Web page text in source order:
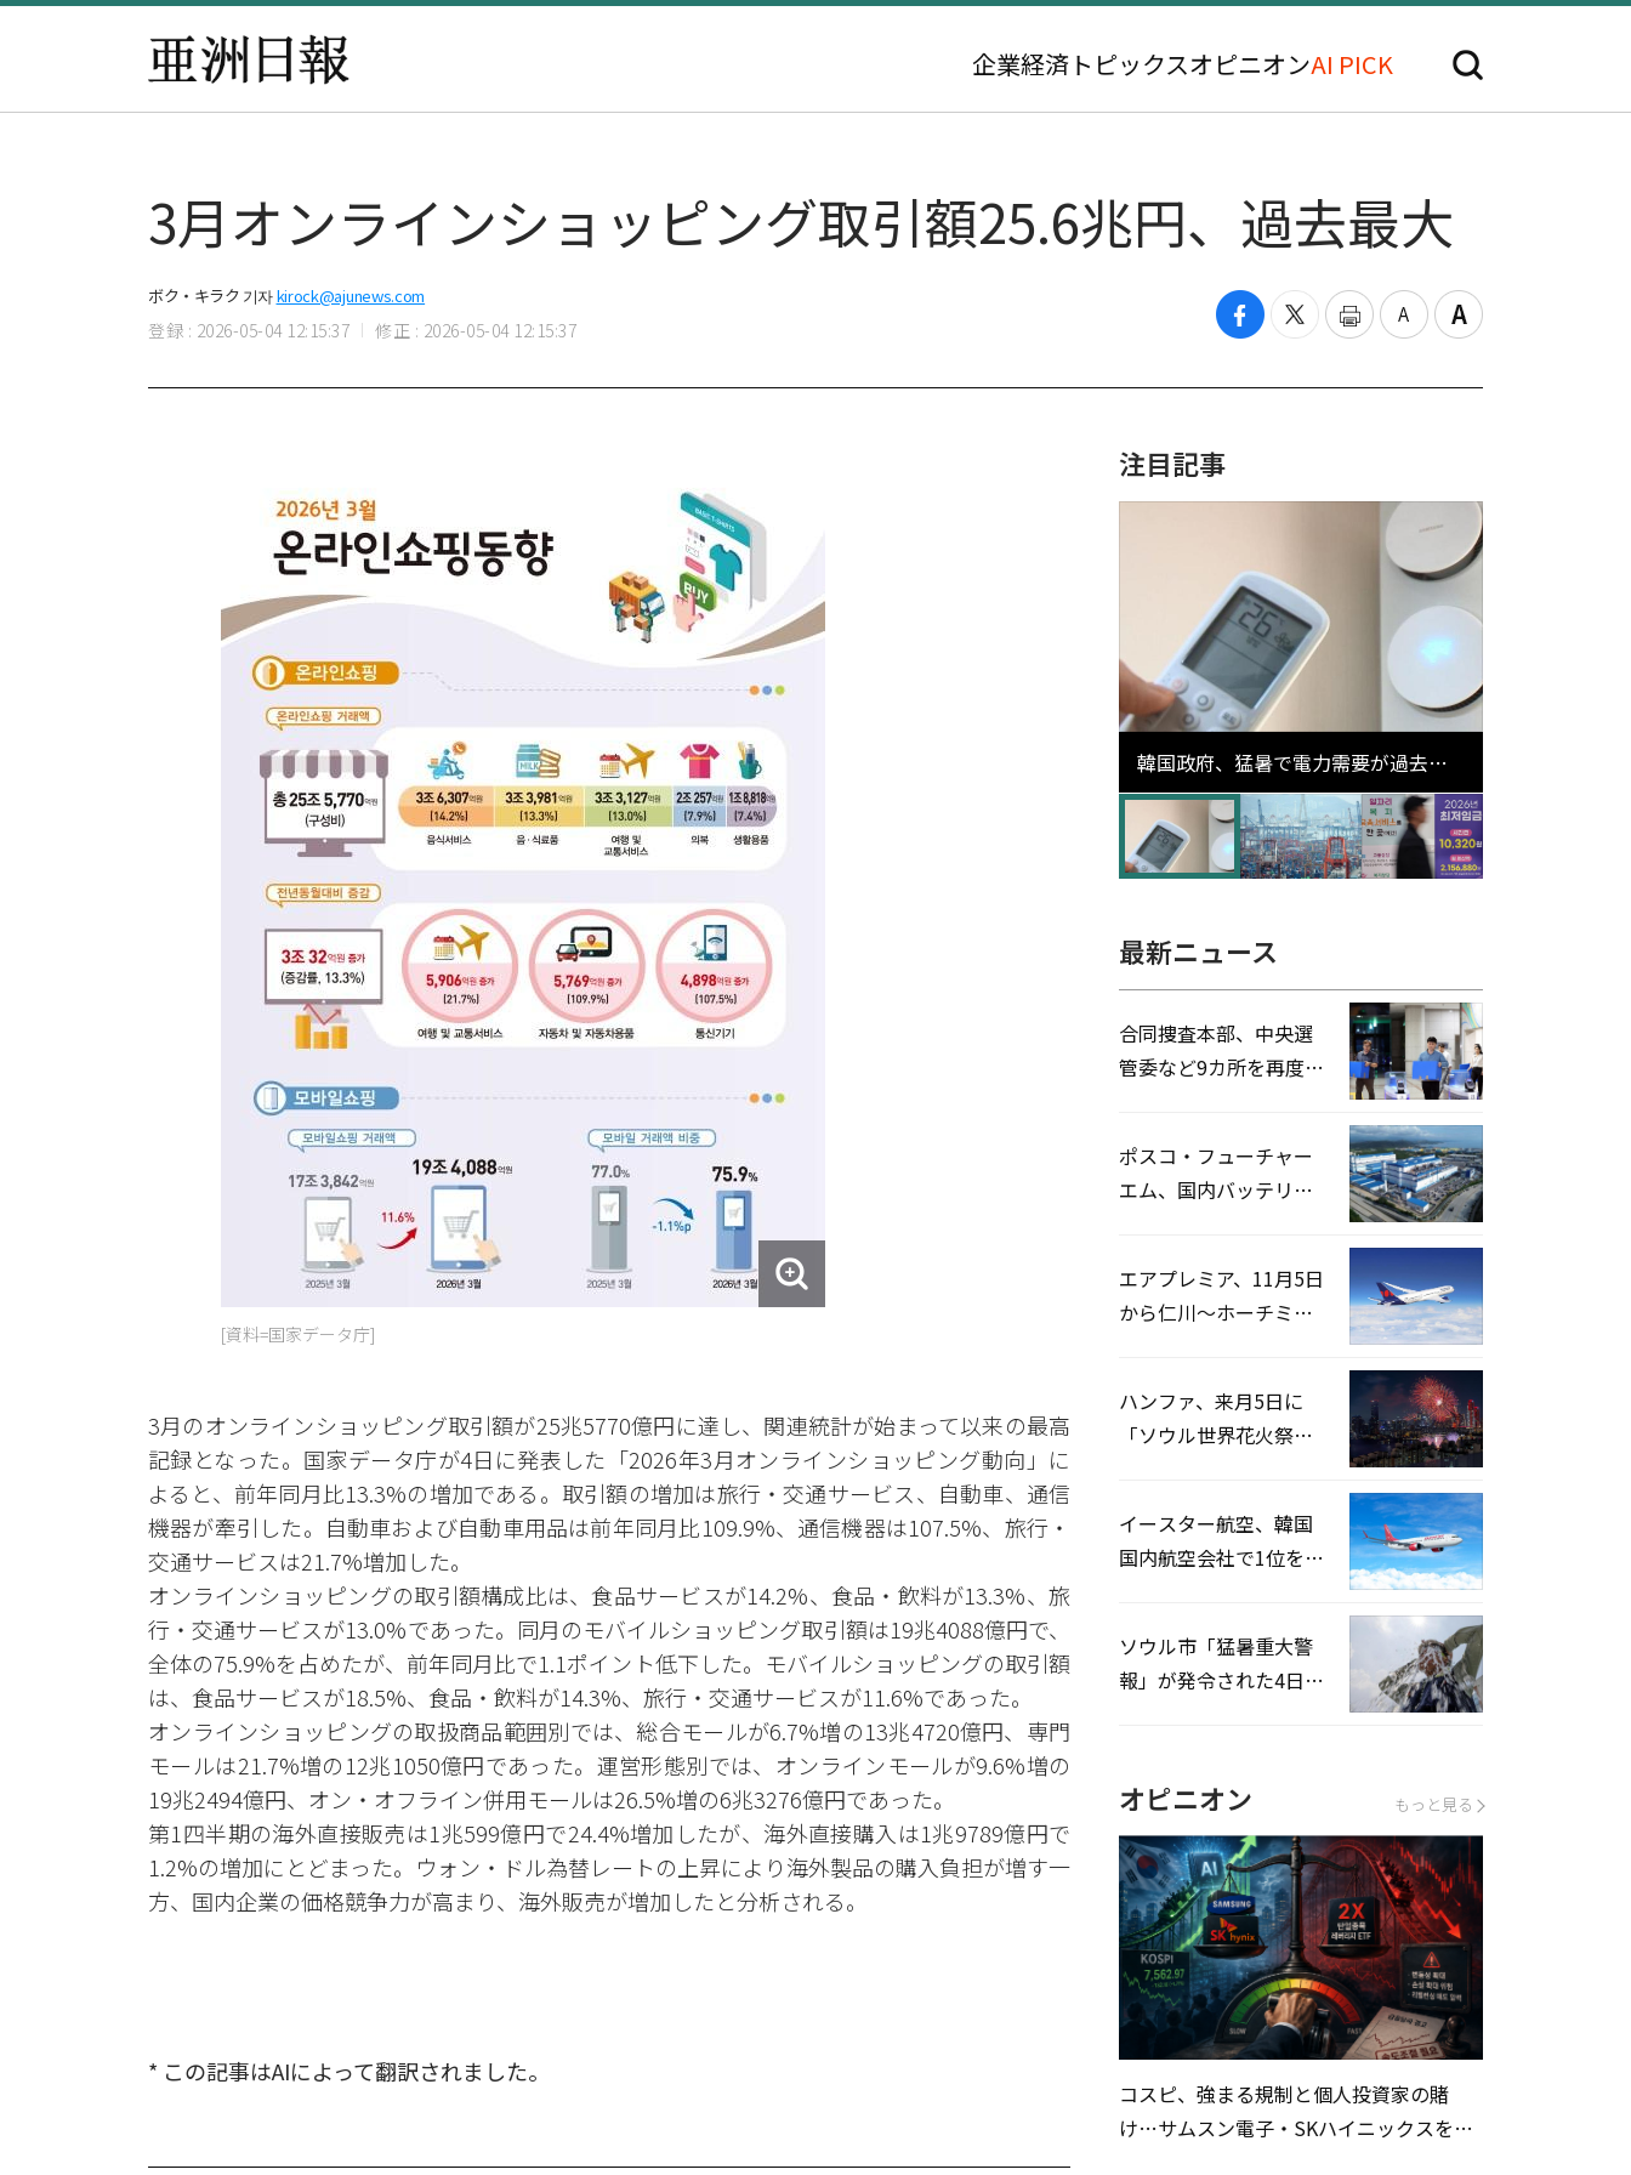
企業経済 トピックスオピニオンAI PICK
3月オンラインショッピング取引額25.6兆円、過去最大
ボク・キラク 기자kirock@ajunews.com
登録 : 2026-05-04 12:15:37 修正 : 2026-05-04 12:15:37
[資料=国家データ庁]
3月のオンラインショッピング取引額が25兆5770億円に達し、関連統計が始まって以来の最高
記録となった。国家データ庁が4日に発表した「2026年3月オンラインショッピング動向」に
よると、前年同月比13.3%の増加である。取引額の増加は旅行・交通サービス、自動車、通信
機器が牽引した。自動車および自動車用品は前年同月比109.9%、通信機器は107.5%、旅行・
交通サービスは21.7%増加した。
オンラインショッピングの取引額構成比は、食品サービスが14.2%、食品・飲料が13.3%、旅
行・交通サービスが13.0%であった。同月のモバイルショッピング取引額は19兆4088億円で、
全体の75.9%を占めたが、前年同月比で1.1ポイント低下した。モバイルショッピングの取引額
は、食品サービスが18.5%、食品・飲料が14.3%、旅行・交通サービスが11.6%であった。
オンラインショッピングの取扱商品範囲別では、総合モールが6.7%増の13兆4720億円、専門
モールは21.7%増の12兆1050億円であった。運営形態別では、オンラインモールが9.6%増の
19兆2494億円、オン・オフライン併用モールは26.5%増の6兆3276億円であった。
第1四半期の海外直接販売は1兆599億円で24.4%増加したが、海外直接購入は1兆9789億円で
1.2%の増加にとどまった。ウォン・ドル為替レートの上昇により海外製品の購入負担が増す一
方、国内企業の価格競争力が高まり、海外販売が増加したと分析される。
* この記事はAIによって翻訳されました。
注目記事
韓国政府、猛暑で電力需要が過去最
高更新の可能性に需給対応体制を点
検
最新ニュース
合同捜査本部、中央選
管委など9カ所を再度家
ポスコ・フューチャー
エム、国内バッテリー
エアプレミア、11月5日
から仁川〜ホーチミン
ハンファ、来月5日に
「ソウル世界花火祭り
イースター航空、韓国
国内航空会社で1位を記
ソウル市「猛暑重大警
報」が発令された4日、
オピニオン もっと見る
コスピ、強まる規制と個人投資家の賭
け…サムスン電子・SKハイニックスを巡